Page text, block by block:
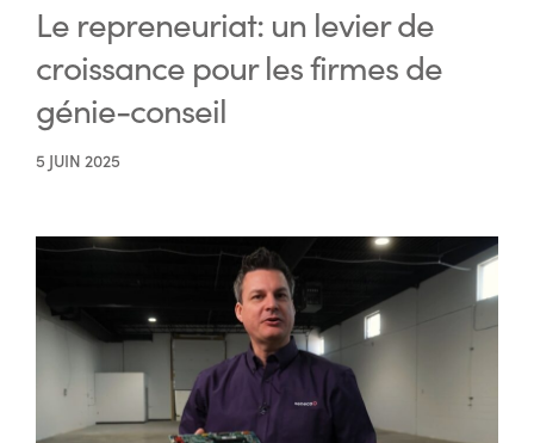
Le repreneuriat: un levier de
croissance pour les firmes de
génie-conseil
5 JUIN 2025